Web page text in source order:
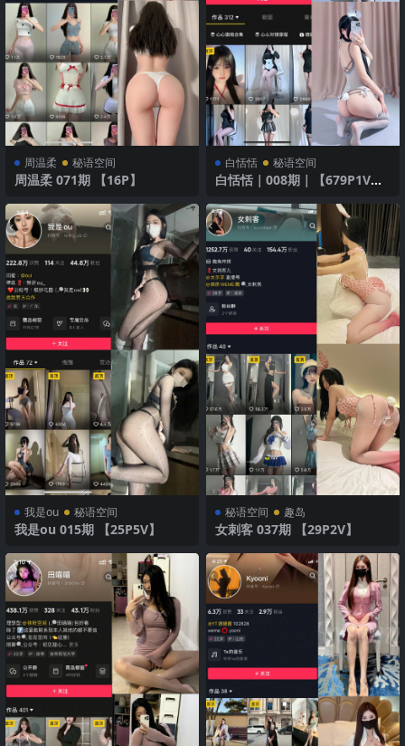
周温柔 秘语空间
周温柔 071期 【16P】
白恬恬 秘语空间
白恬恬｜008期｜【679P1V】
我是ou 秘语空间
我是ou 015期 【25P5V】
秘语空间 趣岛
女刺客 037期 【29P2V】